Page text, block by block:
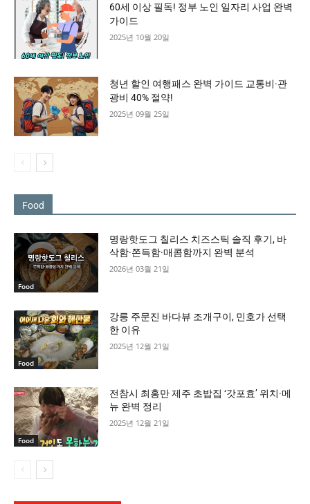
60세 이상 필독! 정부 노인 일자리 사업 완벽
가이드
2025년 10월 20일
청년 할인 여행패스 완벽 가이드 교통비·관
광비 40% 절약!
2025년 09월 25일
Food
Food
명랑핫도그 칠리스 치즈스틱 솔직 후기, 바
삭함·쫀득함·매콤함까지 완벽 분석
2026년 03월 21일
Food
강릉 주문진 바다뷰 조개구이, 민호가 선택
한 이유
2025년 12월 21일
Food
전참시 최홍만 제주 초밥집 ‘갓포효’ 위치·메
뉴 완벽 정리
2025년 12월 21일